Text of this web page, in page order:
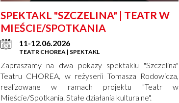
SPEKTAKL "SZCZELINA" | TEATR W
MIEŚCIE/SPOTKANIA
11-12.06.2026
TEATR CHOREA | SPEKTAKL
Zapraszamy na dwa pokazy spektaklu "Szczelina"
Teatru CHOREA, w reżyserii Tomasza Rodowicza,
realizowane w ramach projektu "Teatr w
Mieście/Spotkania. Stałe działania kulturalne".